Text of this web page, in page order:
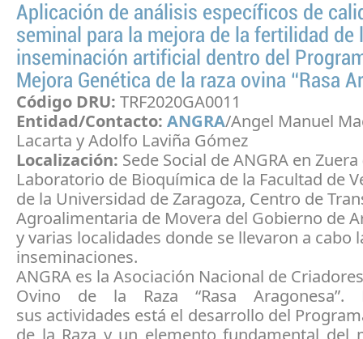
Aplicación de análisis específicos de
seminal para la mejora de la fertilidad de
inseminación artificial dentro del
Mejora Genética de la raza ovina “Rasa
Código DRU: TRF2020GA0011
Entidad/Contacto: ANGRA/Angel Manuel
Lacarta y Adolfo Laviña Gómez
Localización: Sede Social de ANGRA en
Laboratorio de Bioquímica de la Facultad de
de la Universidad de Zaragoza, Centro de
Agroalimentaria de Movera del Gobierno de
y varias localidades donde se llevaron a cabo
inseminaciones.
ANGRA es la Asociación Nacional de
Ovino de la Raza “Rasa Aragonesa”.
sus actividades está el desarrollo del
de la Raza y un elemento fundamental del